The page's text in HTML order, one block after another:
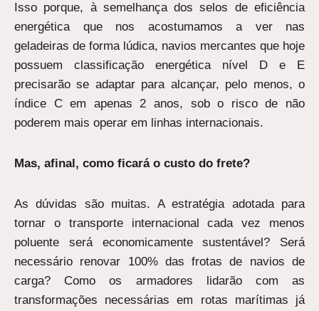
Isso porque, à semelhança dos selos de eficiência
energética que nos acostumamos a ver nas
geladeiras de forma lúdica, navios mercantes que hoje
possuem classificação energética nível D e E
precisarão se adaptar para alcançar, pelo menos, o
índice C em apenas 2 anos, sob o risco de não
poderem mais operar em linhas internacionais.
Mas, afinal, como ficará o custo do frete?
As dúvidas são muitas. A estratégia adotada para
tornar o transporte internacional cada vez menos
poluente será economicamente sustentável? Será
necessário renovar 100% das frotas de navios de
carga? Como os armadores lidarão com as
transformações necessárias em rotas marítimas já